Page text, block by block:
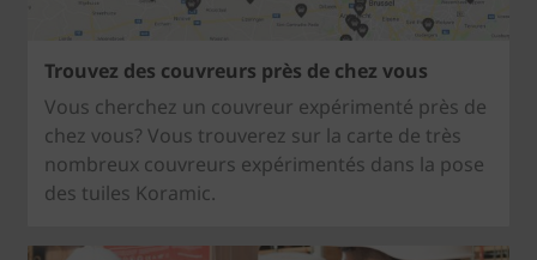
Trouvez des couvreurs près de chez vous
Vous cherchez un couvreur expérimenté près de
chez vous? Vous trouverez sur la carte de très
nombreux couvreurs expérimentés dans la pose
des tuiles Koramic.